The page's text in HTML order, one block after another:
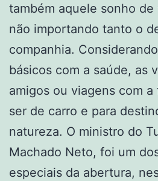
também aquele sonho de
não importando tanto o
companhia.
básicos com a saúde, as
amigos ou viagens com
ser de carro e para
natureza. O ministro do
Machado Neto, foi um
especiais da abertura,